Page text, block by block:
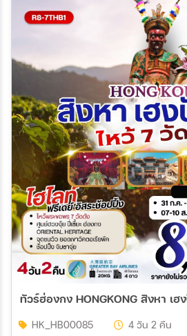
ค้นหา
26 ส.ค. 69 - 28 ส.ค. 69
27
28 ส.ค. 69 - 30 ส.ค. 69
29
02
03 ก.ย. 69 - 05 ก.ย. 69
04
05 ก.ย. 69 - 07 ก.ย. 69
06
07 ก.ย. 69 - 09 ก.ย. 69
08
09 ก.ย. 69 - 11 ก.ย. 69
10
11 ก.ย. 69 - 13 ก.ย. 69
12
13 ก.ย. 69 - 15 ก.ย. 69
14
15 ก.ย. 69 - 17 ก.ย. 69
16
18 ก.ย. 69 - 20 ก.ย. 69
19
20 ก.ย. 69 - 22 ก.ย. 69
21
22 ก.ย. 69 - 24 ก.ย. 69
23
24 ก.ย. 69 - 26 ก.ย. 69
25
26 ก.ย. 69 - 28 ก.ย. 69
27
28 ก.ย. 69 - 30 ก.ย. 69
29
30 ก.ย. 69 - 02 ต.ค. 69
HK_HB00085 4 วัน 2 คืน